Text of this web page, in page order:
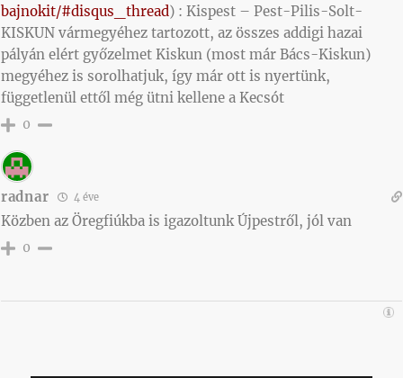
bajnokit/#disqus_thread) : Kispest – Pest-Pilis-Solt-
KISKUN vármegyéhez tartozott, az összes addigi hazai
pályán elért győzelmet Kiskun (most már Bács-Kiskun)
megyéhez is sorolhatjuk, így már ott is nyertünk,
függetlenül ettől még ütni kellene a Kecsót
0
radnar 4 éve
Közben az Öregfiúkba is igazoltunk Újpestről, jól van
0